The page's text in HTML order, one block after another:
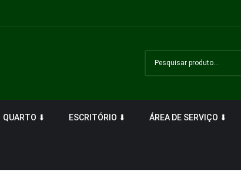
QUARTO ⬇ ESCRITÓRIO ⬇ ÁREA DE SERVIÇO ⬇